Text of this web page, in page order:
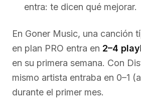
entra: te dicen qué mejorar.
En Goner Music, una canción
en plan PRO entra en 2–4
en su primera semana. Con
mismo artista entraba en 0–1
durante el primer mes.